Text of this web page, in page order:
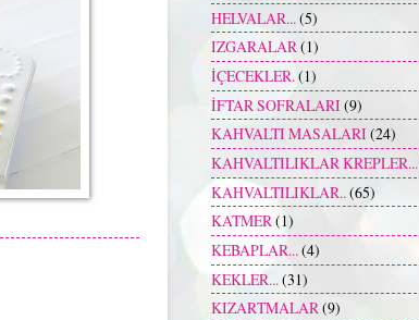
HELVALAR... (5)
IZGARALAR(1)
İÇECEKLER.(1)
İFTAR SOFRALARI (9)
KAHVALTI MASALARI(24)
KAHVALTILIKLAR KREPLER...
KAHVALTILIKLAR.. (65)
KATMER(1)
KEBAPLAR...(4)
KEKLER... (31)
KIZARTMALAR(9)